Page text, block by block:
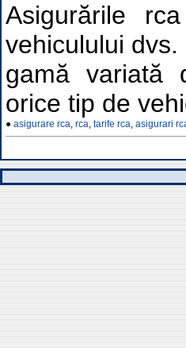
Asigurările
vehiculului
gamă variată
orice tip de
● asigurare rca, rca, tarife rca, asigurari